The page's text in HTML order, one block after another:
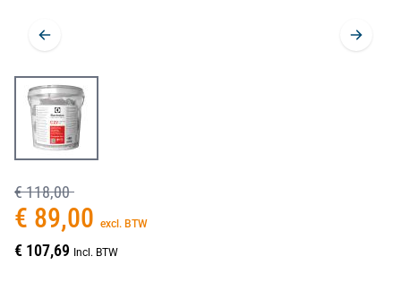
€ 118,00
€ 89,00 excl. BTW
€ 107,69 Incl. BTW